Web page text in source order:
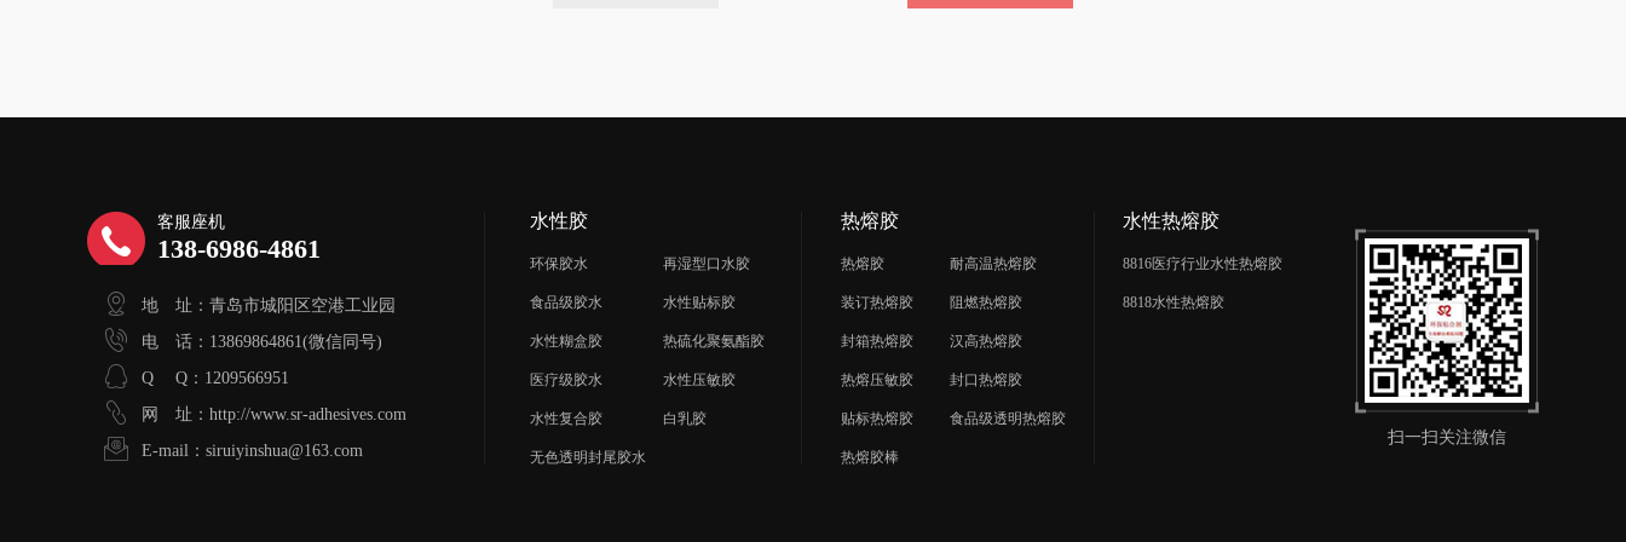
客服座机
138-6986-4861
地 址：青岛市城阳区空港工业园
电 话：13869864861(微信同号)
Q Q：1209566951
网 址：http://www.sr-adhesives.com
E-mail：siruiyinshua@163.com
水性胶
环保胶水
食品级胶水
水性糊盒胶
医疗级胶水
水性复合胶
无色透明封尾胶水
再湿型口水胶
水性贴标胶
热硫化聚氨酯胶
水性压敏胶
白乳胶
热熔胶
热熔胶
装订热熔胶
封箱热熔胶
热熔压敏胶
贴标热熔胶
热熔胶棒
耐高温热熔胶
阻燃热熔胶
汉高热熔胶
封口热熔胶
食品级透明热熔胶
水性热熔胶
8816医疗行业水性热熔胶
8818水性热熔胶
扫一扫关注微信